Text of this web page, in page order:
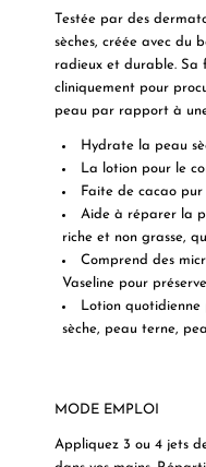
Testée par des
sèches, créée avec du
radieux et durable. Sa
cliniquement pour
peau par rapport à
Hydrate la peau
La lotion pour le
Faite de cacao
Aide à réparer la
riche et non grasse,
Comprend des
Vaseline pour
Lotion quotidienne
sèche, peau terne,
MODE EMPLOI
Appliquez 3 ou 4 jets